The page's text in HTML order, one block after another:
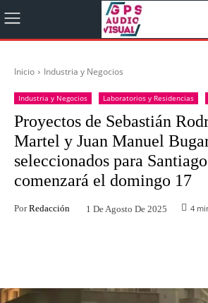
Inicio Industria y Negocios
Industria y Negocios Laboratorios y Residencias
Proyectos de Sebastián
Martel y Juan Manuel
seleccionados para
comenzará el domingo 17
Por Redacción 1 De Agosto De 2025 4